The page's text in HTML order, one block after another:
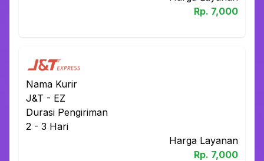
Rp. 7,000
Nama Kurir
J&T - EZ
Durasi Pengiriman
2 - 3 Hari
Harga Layanan
Rp. 7,000